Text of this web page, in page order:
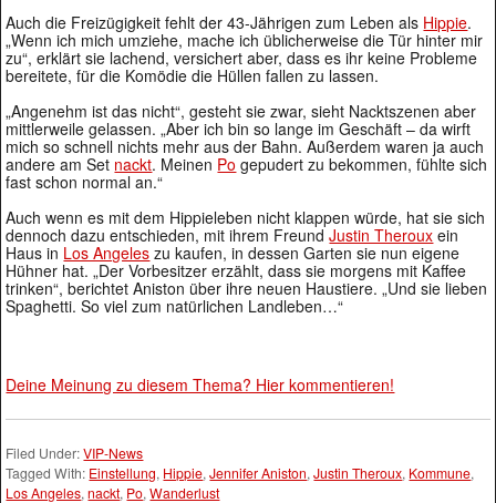
Auch die Freizügigkeit fehlt der 43-Jährigen zum Leben als Hippie.
„Wenn ich mich umziehe, mache ich üblicherweise die Tür hinter mir
zu“, erklärt sie lachend, versichert aber, dass es ihr keine Probleme
bereitete, für die Komödie die Hüllen fallen zu lassen.
„Angenehm ist das nicht“, gesteht sie zwar, sieht Nacktszenen aber
mittlerweile gelassen. „Aber ich bin so lange im Geschäft – da wirft
mich so schnell nichts mehr aus der Bahn. Außerdem waren ja auch
andere am Set nackt. Meinen Po gepudert zu bekommen, fühlte sich
fast schon normal an.“
Auch wenn es mit dem Hippieleben nicht klappen würde, hat sie sich
dennoch dazu entschieden, mit ihrem FreundJustin Theroux ein
Haus in Los Angeles zu kaufen, in dessen Garten sie nun eigene
Hühner hat. „Der Vorbesitzer erzählt, dass sie morgens mit Kaffee
trinken“, berichtet Aniston über ihre neuen Haustiere. „Und sie lieben
Spaghetti. So viel zum natürlichen Landleben…“
Deine Meinung zu diesem Thema? Hier kommentieren!
Filed Under:VIP-News
Tagged With: Einstellung, Hippie,Jennifer Aniston,Justin Theroux, Kommune,
Los Angeles,nackt, Po,Wanderlust